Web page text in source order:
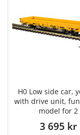
H0 Low side car,
with drive unit,
model for 2
3 695 kr